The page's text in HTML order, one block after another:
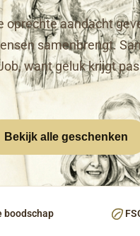
oprechte aandacht
samenbrengt.
want geluk krijgt
Bekijk alle geschenken
boodschap